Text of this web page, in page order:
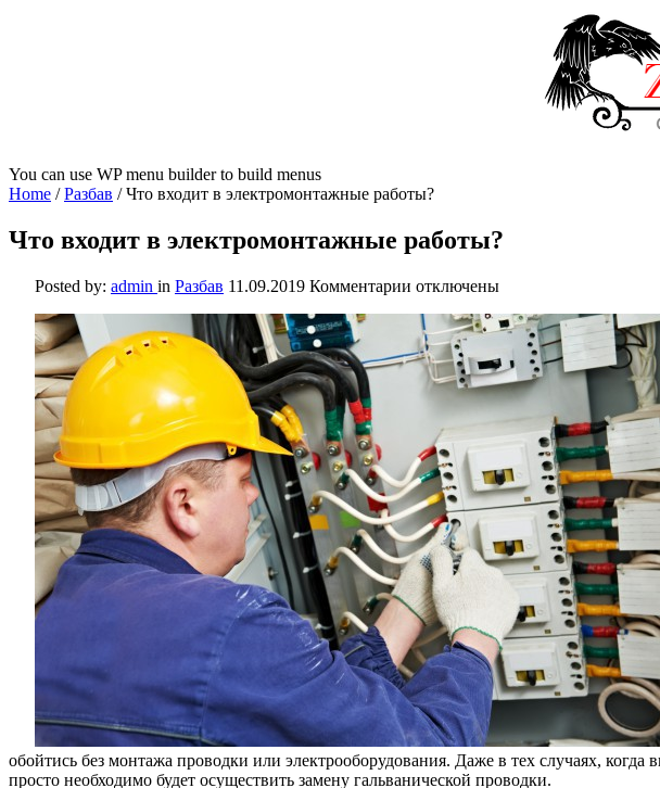
You can use WP menu builder to build menus
Home /Разбав /Что входит в электромонтажные работы?
Что входит в электромонтажные работы?
Posted by: admin in Разбав 11.09.2019 Комментарии
к
Что
входит
в
электромонтажные
работы?
отключены
обойтись без монтажа проводки или электрооборудования. Даже в тех случаях,
просто необходимо будет осуществить замену гальванической проводки.